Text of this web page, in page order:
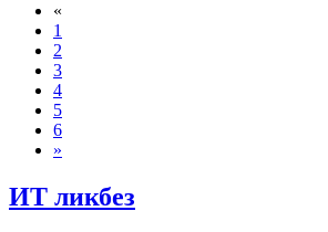
«
1
2
3
4
5
6
»
ИТ ликбез